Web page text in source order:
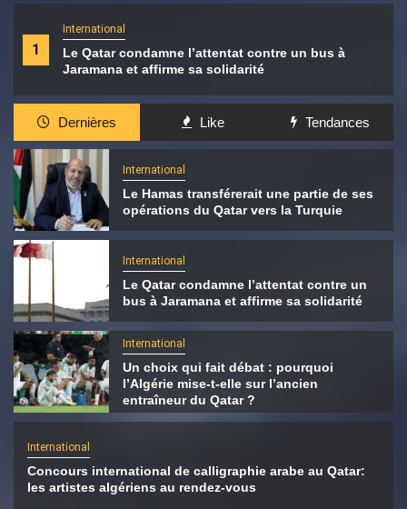
1
International
Le Qatar condamne l’attentat contre un bus à
Jaramana et affirme sa solidarité
Dernières Like Tendances
International
Le Hamas transférerait une partie de ses
opérations du Qatar vers la Turquie
International
Le Qatar condamne l’attentat contre un
bus à Jaramana et affirme sa solidarité
International
Un choix qui fait débat : pourquoi
l’Algérie mise-t-elle sur l’ancien
entraîneur du Qatar ?
International
Concours international de calligraphie arabe au Qatar:
les artistes algériens au rendez-vous